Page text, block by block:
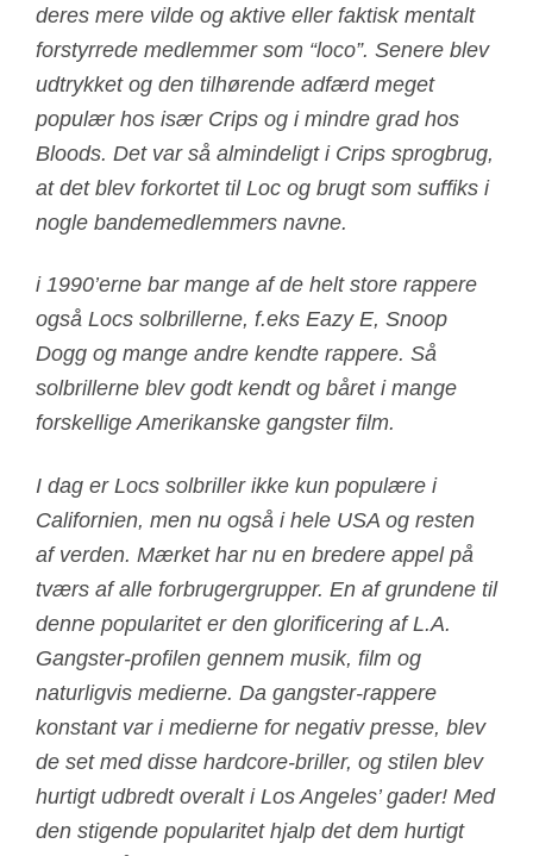
deres mere vilde og aktive eller faktisk mentalt
forstyrrede medlemmer som “loco”. Senere blev
udtrykket og den tilhørende adfærd meget
populær hos især Crips og i mindre grad hos
Bloods. Det var så almindeligt i Crips sprogbrug,
at det blev forkortet til Loc og brugt som suffiks i
nogle bandemedlemmers navne.
i 1990’erne bar mange af de helt store rappere
også Locs solbrillerne, f.eks Eazy E, Snoop
Dogg og mange andre kendte rappere. Så
solbrillerne blev godt kendt og båret i mange
forskellige Amerikanske gangster film.
I dag er Locs solbriller ikke kun populære i
Californien, men nu også i hele USA og resten
af verden. Mærket har nu en bredere appel på
tværs af alle forbrugergrupper. En af grundene til
denne popularitet er den glorificering af L.A.
Gangster-profilen gennem musik, film og
naturligvis medierne. Da gangster-rappere
konstant var i medierne for negativ presse, blev
de set med disse hardcore-briller, og stilen blev
hurtigt udbredt overalt i Los Angeles’ gader! Med
den stigende popularitet hjalp det dem hurtigt